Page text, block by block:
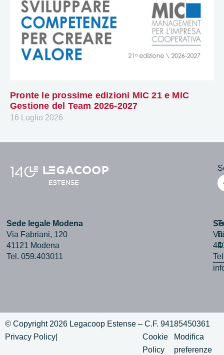
Pronte le prossime edizioni MIC 21 e MIC
Gestione del Team 2026-2027
16 Luglio 2026
Sede legale Modena
Via Fabriani, 120
41121 Modena
Tel. 059.403011
© Copyright 2026 Legacoop Estense – C.F. 94185450361
Privacy Policy
Cookie
Policy
Modifica
preferenze